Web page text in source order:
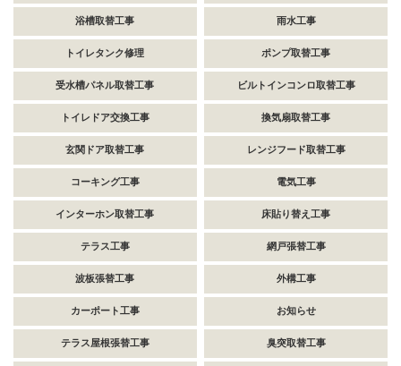
浴槽取替工事 雨水工事
トイレタンク修理 ポンプ取替工事
受水槽パネル取替工事 ビルトインコンロ取替工事
トイレドア交換工事 換気扇取替工事
玄関ドア取替工事 レンジフード取替工事
コーキング工事 電気工事
インターホン取替工事 床貼り替え工事
テラス工事 網戸張替工事
波板張替工事 外構工事
カーポート工事 お知らせ
テラス屋根張替工事 臭突取替工事